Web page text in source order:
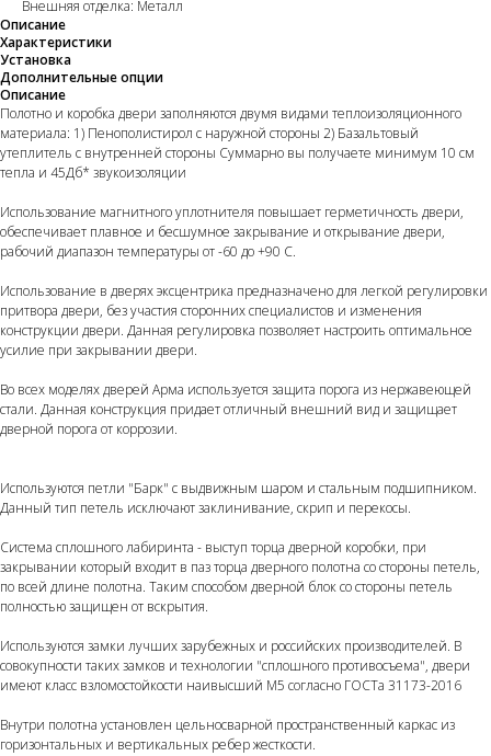
Внешняя отделка: Металл
Описание
Характеристики
Установка
Дополнительные опции
Описание
Полотно и коробка двери заполняются двумя видами теплоизоляционного
материала: 1) Пенополистирол с наружной стороны 2) Базальтовый
утеплитель с внутренней стороны Суммарно вы получаете минимум 10 см
тепла и 45Дб* звукоизоляции
Использование магнитного уплотнителя повышает герметичность двери,
обеспечивает плавное и бесшумное закрывание и открывание двери,
рабочий диапазон температуры от -60 до +90 С.
Использование в дверях эксцентрика предназначено для легкой регулировки
притвора двери, без участия сторонних специалистов и изменения
конструкции двери. Данная регулировка позволяет настроить оптимальное
усилие при закрывании двери.
Во всех моделях дверей Арма используется защита порога из нержавеющей
стали. Данная конструкция придает отличный внешний вид и защищает
дверной порога от коррозии.
Используются петли "Барк" с выдвижным шаром и стальным подшипником.
Данный тип петель исключают заклинивание, скрип и перекосы.
Система сплошного лабиринта - выступ торца дверной коробки, при
закрывании который входит в паз торца дверного полотна со стороны петель,
по всей длине полотна. Таким способом дверной блок со стороны петель
полностью защищен от вскрытия.
Используются замки лучших зарубежных и российских производителей. В
совокупности таких замков и технологии "сплошного противосъема", двери
имеют класс взломостойкости наивысший М5 согласно ГОСТа 31173-2016
Внутри полотна установлен цельносварной пространственный каркас из
горизонтальных и вертикальных ребер жесткости.